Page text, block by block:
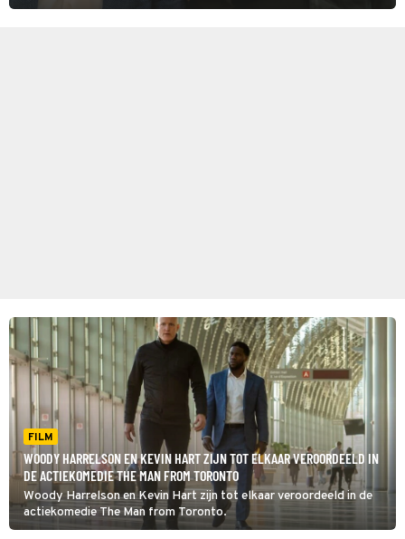
FILM
WOODY HARRELSON EN KEVIN HART ZIJN TOT ELKAAR VEROORDEELD IN
DE ACTIEKOMEDIE THE MAN FROM TORONTO
Woody Harrelson en Kevin Hart zijn tot elkaar veroordeeld in de
actiekomedie The Man from Toronto.